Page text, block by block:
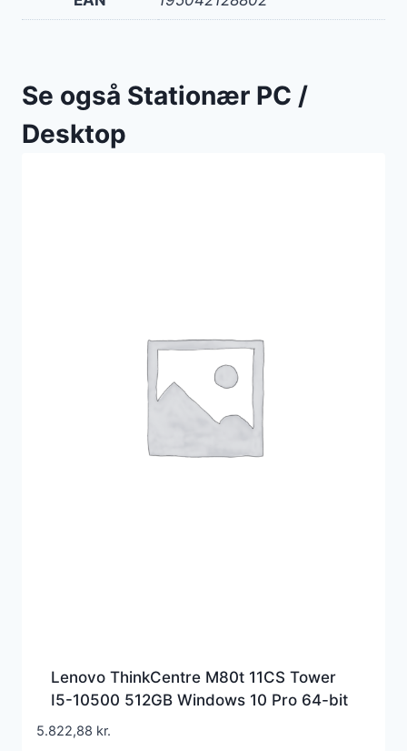
Se også Stationær PC /
Desktop
Lenovo ThinkCentre M80t 11CS Tower
I5-10500 512GB Windows 10 Pro 64-bit
5.822,88 kr.